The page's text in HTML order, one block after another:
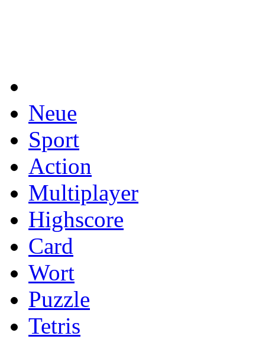
Neue
Sport
Action
Multiplayer
Highscore
Card
Wort
Puzzle
Tetris